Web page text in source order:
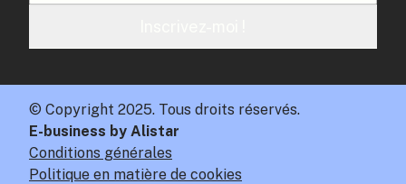
© Copyright 2025. Tous droits réservés.
E-business by Alistar
Conditions générales
Politique en matière de cookies